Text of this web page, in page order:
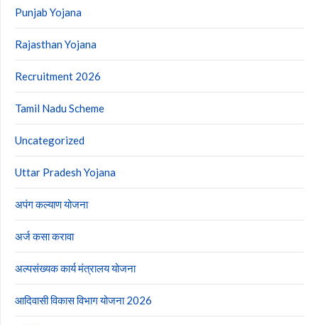
Punjab Yojana
Rajasthan Yojana
Recruitment 2026
Tamil Nadu Scheme
Uncategorized
Uttar Pradesh Yojana
अपंग कल्याण योजना
अर्ज कसा करावा
अल्पसंख्यक कार्य मंत्रालय योजना
आदिवासी विकास विभाग योजना 2026